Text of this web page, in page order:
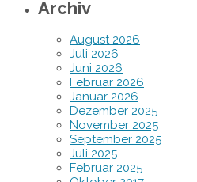
Archiv
August 2026
Juli 2026
Juni 2026
Februar 2026
Januar 2026
Dezember 2025
November 2025
September 2025
Juli 2025
Februar 2025